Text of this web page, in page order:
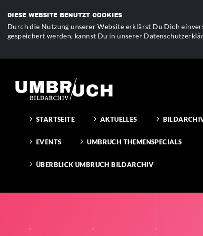
DIESE WEBSITE BENUTZT COOKIES
Durch die Nutzung unserer Website erklärst Du Dich
gespeichert werden, kannst Du in unserer
STARTSEITE AKTUELLES
EVENTS UMBRUCH THEMENSPECIALS
ÜBERBLICK UMBRUCH BILDARCHIV